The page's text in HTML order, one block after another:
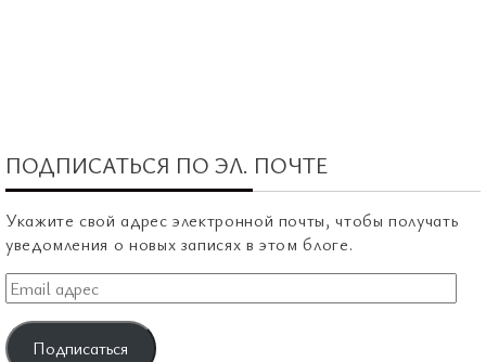
ПОДПИСАТЬСЯ ПО ЭЛ. ПОЧТЕ
Укажите свой адрес электронной почты, чтобы получать
уведомления о новых записях в этом блоге.
Email
адрес
Подписаться